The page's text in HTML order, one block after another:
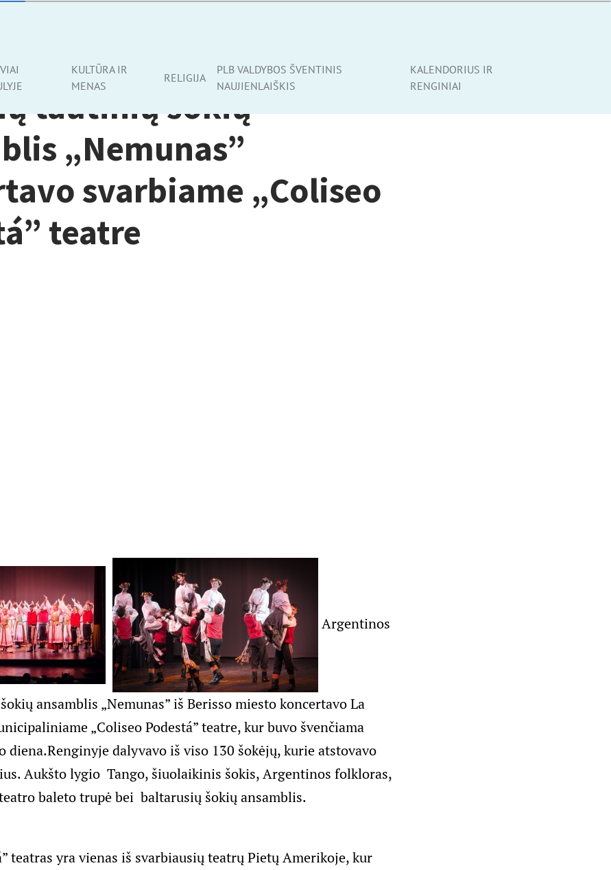
KULTŪRA IR
MENAS
RELIGIJA
PLB VALDYBOS ŠVENTINIS
NAUJIENLAIŠKIS
KALENDORIUS IR
RENGINIAI
tautinių šokių
„Nemunas”
svarbiame „Coliseo
teatre
Argentinos
ansamblis „Nemunas” iš Berisso miesto koncertavo La
„Coliseo Podestá” teatre, kur buvo švenčiama
diena.Renginyje dalyvavo iš viso 130 šokėjų, kurie atstovavo
Aukšto lygio Tango, šiuolaikinis šokis, Argentinos folkloras,
baleto trupė bei baltarusių šokių ansamblis.
teatras yra vienas iš svarbiausių teatrų Pietų Amerikoje, kur